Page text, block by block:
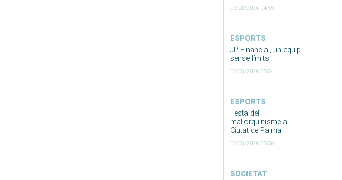
06/08/2026 04:55
ESPORTS
JP Financial, un equip
sense límits
06/08/2026 05:54
ESPORTS
Festa del
mallorquinisme al
Ciutat de Palma
06/08/2026 05:50
SOCIETAT